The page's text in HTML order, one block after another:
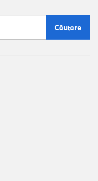
Căutare